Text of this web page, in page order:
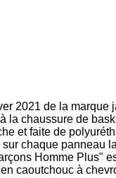
2021 de la marque
la chaussure de
et faite de
chaque panneau
Homme Plus"
caoutchouc à